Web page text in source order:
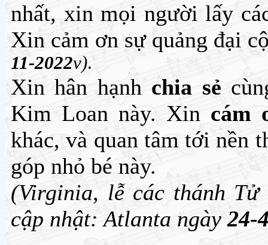
nhất, xin mọi người lấy
Xin cảm ơn sự quảng đại
11-2022v).
Xin hân hạnh chia sẻ
Kim Loan này. Xin cám
khác, và quan tâm tới nền
góp nhỏ bé này.
(Virginia, lễ các thánh Tử
cập nhật: Atlanta ngày24-